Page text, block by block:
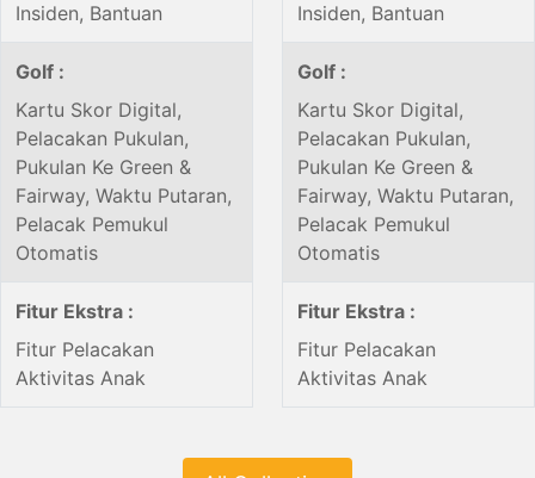
Insiden, Bantuan
Insiden, Bantuan
Golf :
Kartu Skor Digital,
Pelacakan Pukulan,
Pukulan Ke Green &
Fairway, Waktu Putaran,
Pelacak Pemukul
Otomatis
Golf :
Kartu Skor Digital,
Pelacakan Pukulan,
Pukulan Ke Green &
Fairway, Waktu Putaran,
Pelacak Pemukul
Otomatis
Fitur Ekstra :
Fitur Pelacakan
Aktivitas Anak
Fitur Ekstra :
Fitur Pelacakan
Aktivitas Anak